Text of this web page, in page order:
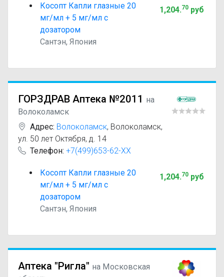
Косопт Капли глазные 20
мг/мл + 5 мг/мл с
дозатором
Сантэн, Япония
1,204.70руб
ГОРЗДРАВ Аптека №2011 на
Волоколамск
Адрес: Волоколамск, Волоколамск,
ул. 50 лет Октября, д. 14
Телефон: +7(499)653-62-XX
Косопт Капли глазные 20
мг/мл + 5 мг/мл с
дозатором
Сантэн, Япония
1,204.70руб
Аптека "Ригла" на Московская